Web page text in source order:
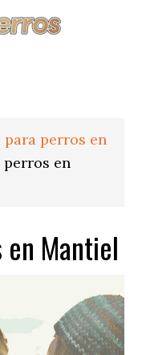
para perros en
perros en
Mantiel